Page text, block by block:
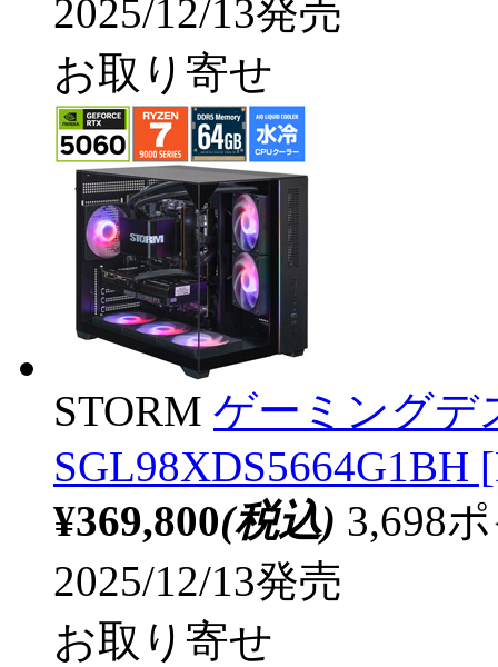
2025/12/13発売
お取り寄せ
STORM ゲーミングデ
SGL98XDS5664G1BH
¥369,800(税込) 3,698
2025/12/13発売
お取り寄せ